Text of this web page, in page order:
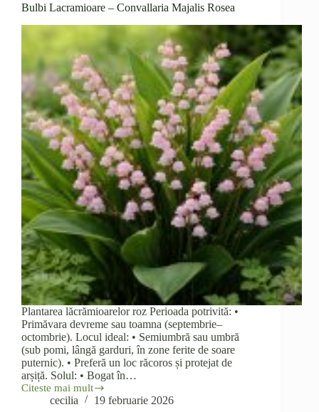
Bulbi Lacramioare – Convallaria Majalis Rosea
Plantarea lăcrămioarelor roz Perioada potrivită: •
Primăvara devreme sau toamna (septembrie–
octombrie). Locul ideal: • Semiumbră sau umbră
(sub pomi, lângă garduri, în zone ferite de soare
puternic). • Preferă un loc răcoros și protejat de
arșiță. Solul: • Bogat în…
Citeste mai mult
Bulbi
Lacramioare –
cecilia 19 februarie 2026